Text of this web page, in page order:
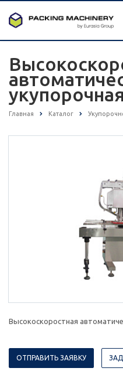
Главная Каталог
Высокоскоростная
ОТПРАВИТЬ ЗАЯВКУ